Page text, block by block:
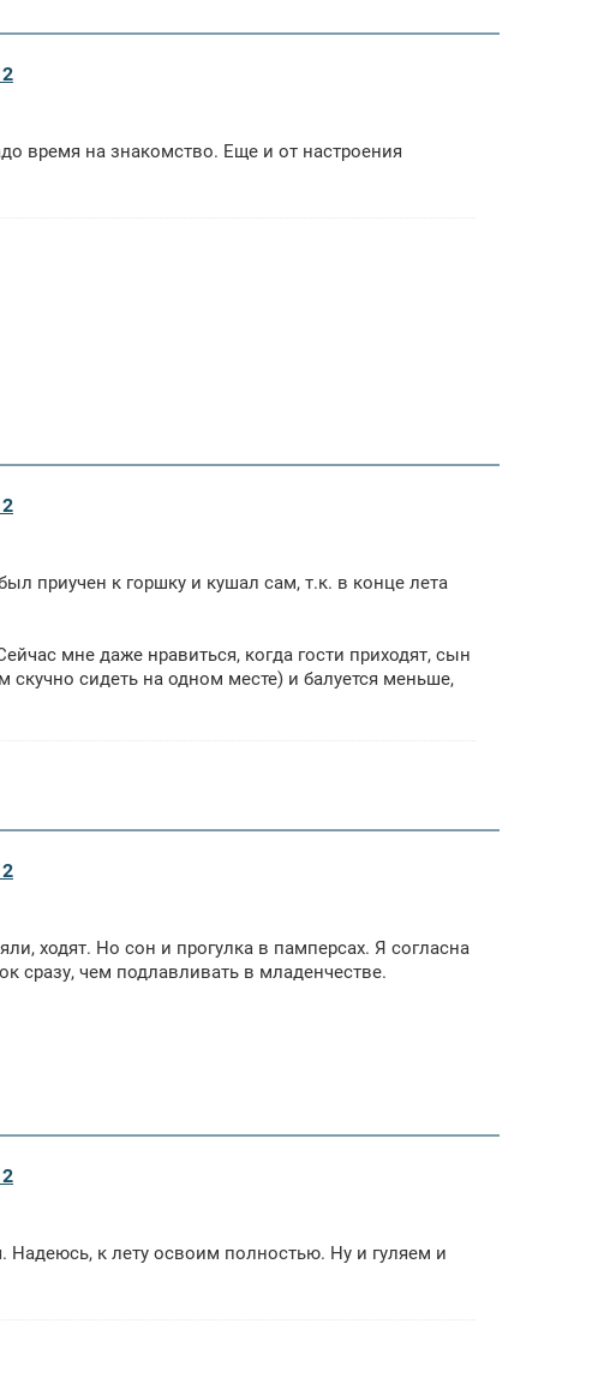
время на знакомство. Еще и от настроения
приучен к горшку и кушал сам, т.к. в конце лета
мне даже нравиться, когда гости приходят, сын
скучно сидеть на одном месте) и балуется меньше,
ходят. Но сон и прогулка в памперсах. Я согласна
сразу, чем подлавливать в младенчестве.
Надеюсь, к лету освоим полностью. Ну и гуляем и